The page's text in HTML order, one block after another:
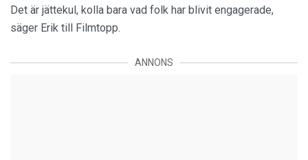
Det är jättekul, kolla bara vad folk har blivit engagerade,
säger Erik till Filmtopp.
ANNONS